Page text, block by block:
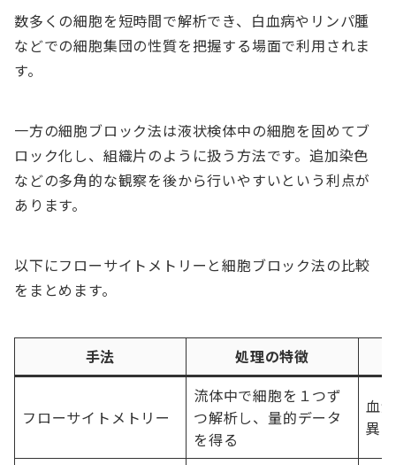
数多くの細胞を短時間で解析でき、白血病やリンパ腫
などでの細胞集団の性質を把握する場面で利用されま
す。
一方の細胞ブロック法は液状検体中の細胞を固めてブ
ロック化し、組織片のように扱う方法です。追加染色
などの多角的な観察を後から行いやすいという利点が
あります。
以下にフローサイトメトリーと細胞ブロック法の比較
をまとめます。
手法 処理の特徴
フローサイトメトリー
流体中で細胞を１つず
つ解析し、量的データ
を得る
血
異常